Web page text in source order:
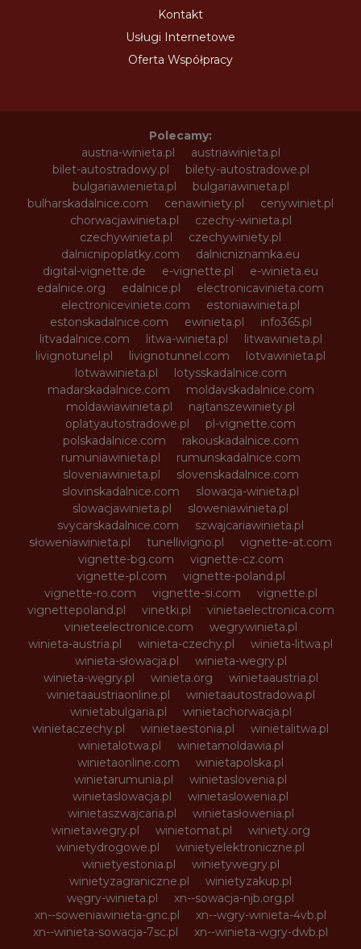
Kontakt
Usługi Internetowe
Oferta Współpracy
Polecamy:
austria-winieta.pl
austriawinieta.pl
bilet-autostradowy.pl
bilety-autostradowe.pl
bulgariawienieta.pl
bulgariawinieta.pl
bulharskadalnice.com
cenawiniety.pl
cenywiniet.pl
chorwacjawinieta.pl
czechy-winieta.pl
czechywinieta.pl
czechywiniety.pl
dalnicnipoplatky.com
dalnicniznamka.eu
digital-vignette.de
e-vignette.pl
e-winieta.eu
edalnice.org
edalnice.pl
electronicavinieta.com
electroniceviniete.com
estoniawinieta.pl
estonskadalnice.com
ewinieta.pl
info365.pl
litvadalnice.com
litwa-winieta.pl
litwawinieta.pl
livignotunel.pl
livignotunnel.com
lotvawinieta.pl
lotwawinieta.pl
lotysskadalnice.com
madarskadalnice.com
moldavskadalnice.com
moldawiawinieta.pl
najtanszewiniety.pl
oplatyautostradowe.pl
pl-vignette.com
polskadalnice.com
rakouskadalnice.com
rumuniawinieta.pl
rumunskadalnice.com
sloveniawinieta.pl
slovenskadalnice.com
slovinskadalnice.com
slowacja-winieta.pl
slowacjawinieta.pl
sloweniawinieta.pl
svycarskadalnice.com
szwajcariawinieta.pl
słoweniawinieta.pl
tunellivigno.pl
vignette-at.com
vignette-bg.com
vignette-cz.com
vignette-pl.com
vignette-poland.pl
vignette-ro.com
vignette-si.com
vignette.pl
vignettepoland.pl
vinetki.pl
vinietaelectronica.com
vinieteelectronice.com
wegrywinieta.pl
winieta-austria.pl
winieta-czechy.pl
winieta-litwa.pl
winieta-słowacja.pl
winieta-wegry.pl
winieta-węgry.pl
winieta.org
winietaaustria.pl
winietaaustriaonline.pl
winietaautostradowa.pl
winietabulgaria.pl
winietachorwacja.pl
winietaczechy.pl
winietaestonia.pl
winietalitwa.pl
winietalotwa.pl
winietamoldawia.pl
winietaonline.com
winietapolska.pl
winietarumunia.pl
winietaslovenia.pl
winietaslowacja.pl
winietaslowenia.pl
winietaszwajcaria.pl
winietasłowenia.pl
winietawegry.pl
winietomat.pl
winiety.org
winietydrogowe.pl
winietyelektroniczne.pl
winietyestonia.pl
winietywegry.pl
winietyzagraniczne.pl
winietyzakup.pl
węgry-winieta.pl
xn--sowacja-njb.org.pl
xn--soweniawinieta-gnc.pl
xn--wgry-winieta-4vb.pl
xn--winieta-sowacja-7sc.pl
xn--winieta-wgry-dwb.pl